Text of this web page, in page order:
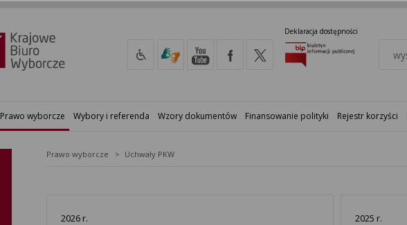
Deklaracja dostępności
Prawo wyborcze Wybory i referenda Wzory dokumentów Finansowanie polityki Rejestr korzyści
Prawo wyborcze Uchwały PKW
2026 r. 2025 r.